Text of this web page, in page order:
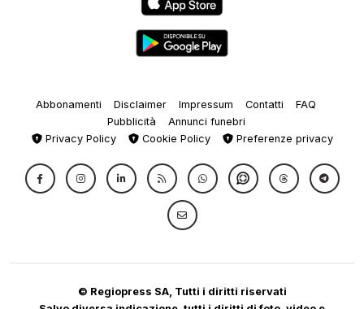
Abbonamenti Disclaimer Impressum Contatti
FAQ
Pubblicità
Annunci funebri
Privacy Policy
Cookie Policy Preferenze privacy
© Regiopress SA, Tutti i diritti riservati